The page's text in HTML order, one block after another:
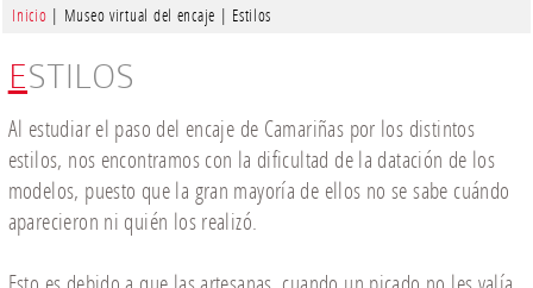
Inicio | Museo virtual del encaje | Estilos
ESTILOS
Al estudiar el paso del encaje de Camariñas por los distintos
estilos, nos encontramos con la dificultad de la datación de los
modelos, puesto que la gran mayoría de ellos no se sabe cuándo
aparecieron ni quién los realizó.